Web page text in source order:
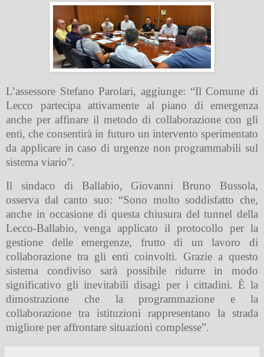
L’assessore Stefano Parolari, aggiunge: “Il Comune di
Lecco partecipa attivamente al piano di emergenza
anche per affinare il metodo di collaborazione con gli
enti, che consentirà in futuro un intervento sperimentato
da applicare in caso di urgenze non programmabili sul
sistema viario”.
Il sindaco di Ballabio, Giovanni Bruno Bussola,
osserva dal canto suo: “Sono molto soddisfatto che,
anche in occasione di questa chiusura del tunnel della
Lecco-Ballabio, venga applicato il protocollo per la
gestione delle emergenze, frutto di un lavoro di
collaborazione tra gli enti coinvolti. Grazie a questo
sistema condiviso sarà possibile ridurre in modo
significativo gli inevitabili disagi per i cittadini. È la
dimostrazione che la programmazione e la
collaborazione tra istituzioni rappresentano la strada
migliore per affrontare situazioni complesse”.